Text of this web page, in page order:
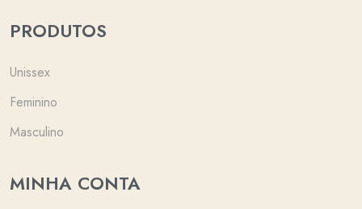
PRODUTOS
Unissex
Feminino
Masculino
MINHA CONTA